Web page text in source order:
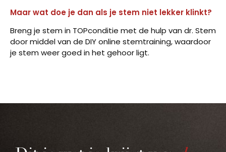
Maar wat doe je dan als je stem niet lekker klinkt?
Breng je stem in TOPconditie met de hulp van dr. Stem
door middel van de DIY online stemtraining, waardoor
je stem weergoed in het gehoor ligt.